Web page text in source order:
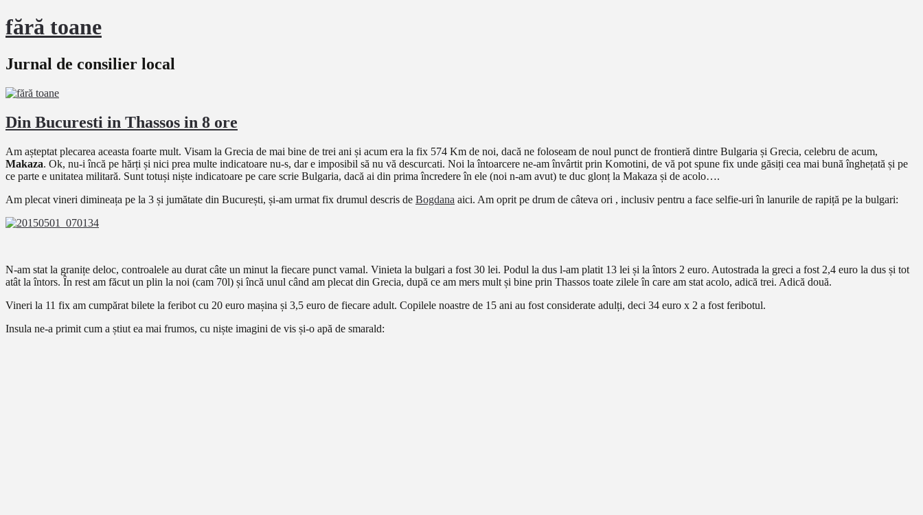
fără toane
Jurnal de consilier local
Din Bucuresti in Thassos in 8 ore
Am așteptat plecarea aceasta foarte mult. Visam la Grecia de mai bine de trei ani și acum era la fix 574 Km de noi, dacă ne foloseam de noul punct de frontieră dintre Bulgaria și Grecia, celebru de acum,
Makaza. Ok, nu-i încă pe hărți și nici prea multe indicatoare nu-s, dar e imposibil să nu vă descurcati. Noi la întoarcere ne-am învârtit prin Komotini, de vă pot spune fix unde găsiți cea mai bună înghețată și pe
ce parte e unitatea militară. Sunt totuși niște indicatoare pe care scrie Bulgaria, dacă ai din prima încredere în ele (noi n-am avut) te duc glonț la Makaza și de acolo….
Am plecat vineri dimineața pe la 3 și jumătate din București, și-am urmat fix drumul descris de Bogdana aici. Am oprit pe drum de câteva ori , inclusiv pentru a face selfie-uri în lanurile de rapiță pe la bulgari:
N-am stat la granițe deloc, controalele au durat câte un minut la fiecare punct vamal. Vinieta la bulgari a fost 30 lei. Podul la dus l-am platit 13 lei și la întors 2 euro. Autostrada la greci a fost 2,4 euro la dus și tot
atât la întors. În rest am făcut un plin la noi (cam 70l) și încă unul când am plecat din Grecia, după ce am mers mult și bine prin Thassos toate zilele în care am stat acolo, adică trei. Adică două.
Vineri la 11 fix am cumpărat bilete la feribot cu 20 euro mașina și 3,5 euro de fiecare adult. Copilele noastre de 15 ani au fost considerate adulți, deci 34 euro x 2 a fost feribotul.
Insula ne-a primit cum a știut ea mai frumos, cu niște imagini de vis și-o apă de smarald: